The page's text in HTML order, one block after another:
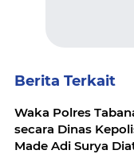
Berita Terkait
Waka Polres
secara Dinas
Made Adi Surya